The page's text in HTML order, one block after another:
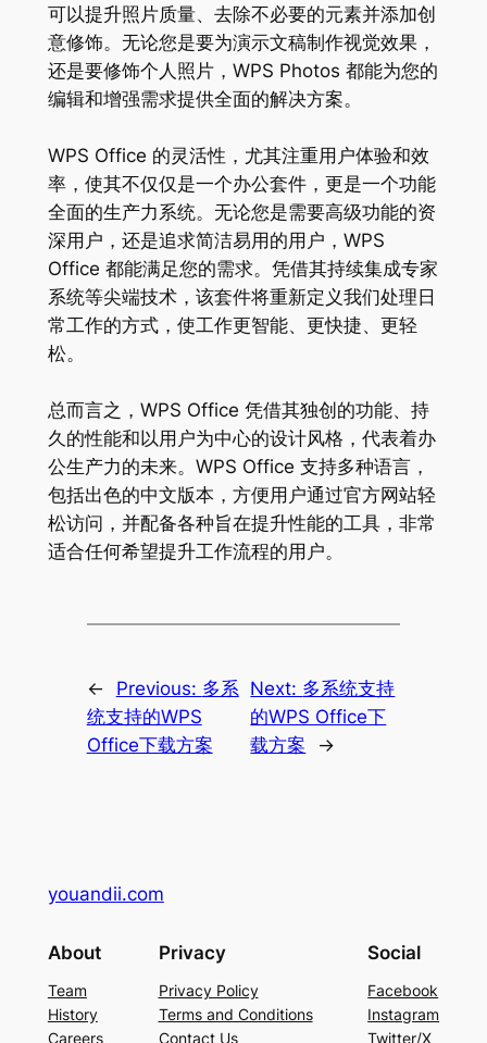
可以提升照片质量、去除不必要的元素并添加创
意修饰。无论您是要为演示文稿制作视觉效果，
还是要修饰个人照片，WPS Photos 都能为您的
编辑和增强需求提供全面的解决方案。
WPS Office 的灵活性，尤其注重用户体验和效
率，使其不仅仅是一个办公套件，更是一个功能
全面的生产力系统。无论您是需要高级功能的资
深用户，还是追求简洁易用的用户，WPS
Office 都能满足您的需求。凭借其持续集成专家
系统等尖端技术，该套件将重新定义我们处理日
常工作的方式，使工作更智能、更快捷、更轻
松。
总而言之，WPS Office 凭借其独创的功能、持
久的性能和以用户为中心的设计风格，代表着办
公生产力的未来。WPS Office 支持多种语言，
包括出色的中文版本，方便用户通过官方网站轻
松访问，并配备各种旨在提升性能的工具，非常
适合任何希望提升工作流程的用户。
← Previous: 多系
统支持的WPS
Office下载方案
Next: 多系统支持
的WPS Office下
载方案
→
youandii.com
About
Team
History
Careers
Privacy
Privacy Policy
Terms and Conditions
Contact Us
Social
Facebook
Instagram
Twitter/X